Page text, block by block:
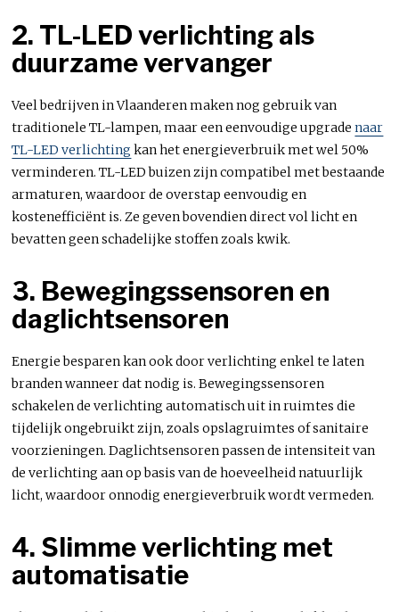
2. TL-LED verlichting als
duurzame vervanger
Veel bedrijven in Vlaanderen maken nog gebruik van
traditionele TL-lampen, maar een eenvoudige upgradenaar
TL-LED verlichting kan het energieverbruik met wel 50%
verminderen. TL-LED buizen zijn compatibel met bestaande
armaturen, waardoor de overstap eenvoudig en
kostenefficiënt is. Ze geven bovendien direct vol licht en
bevatten geen schadelijke stoffen zoals kwik.
3. Bewegingssensoren en
daglichtsensoren
Energie besparen kan ook door verlichting enkel te laten
branden wanneer dat nodig is. Bewegingssensoren
schakelen de verlichting automatisch uit in ruimtes die
tijdelijk ongebruikt zijn, zoals opslagruimtes of sanitaire
voorzieningen. Daglichtsensoren passen de intensiteit van
de verlichting aan op basis van de hoeveelheid natuurlijk
licht, waardoor onnodig energieverbruik wordt vermeden.
4. Slimme verlichting met
automatisatie